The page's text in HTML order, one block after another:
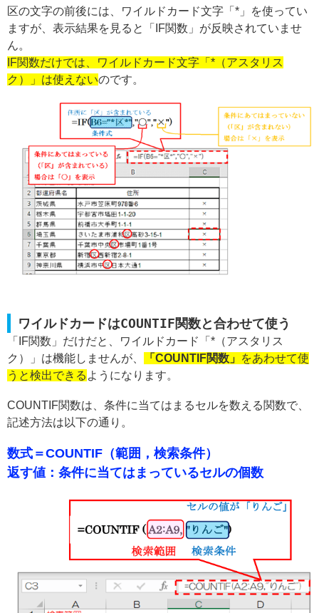
区の文字の前後には、ワイルドカード文字「*」を使ってい
ますが、表示結果を見ると「IF関数」が反映されていませ
ん。
IF関数だけでは、ワイルドカード文字「*（アスタリス
ク）」は使えないのです。
ワイルドカードはCOUNTIF関数と合わせて使う
「IF関数」だけだと、ワイルドカード「*（アスタリス
ク）」は機能しませんが、
「COUNTIF関数」
をあわせて使
うと検出できる ようになります。
COUNTIF関数は、条件に当てはまるセルを数える関数で、
記述方法は以下の通り。
数式＝COUNTIF（範囲，検索条件）
返す値：条件に当てはまっているセルの個数